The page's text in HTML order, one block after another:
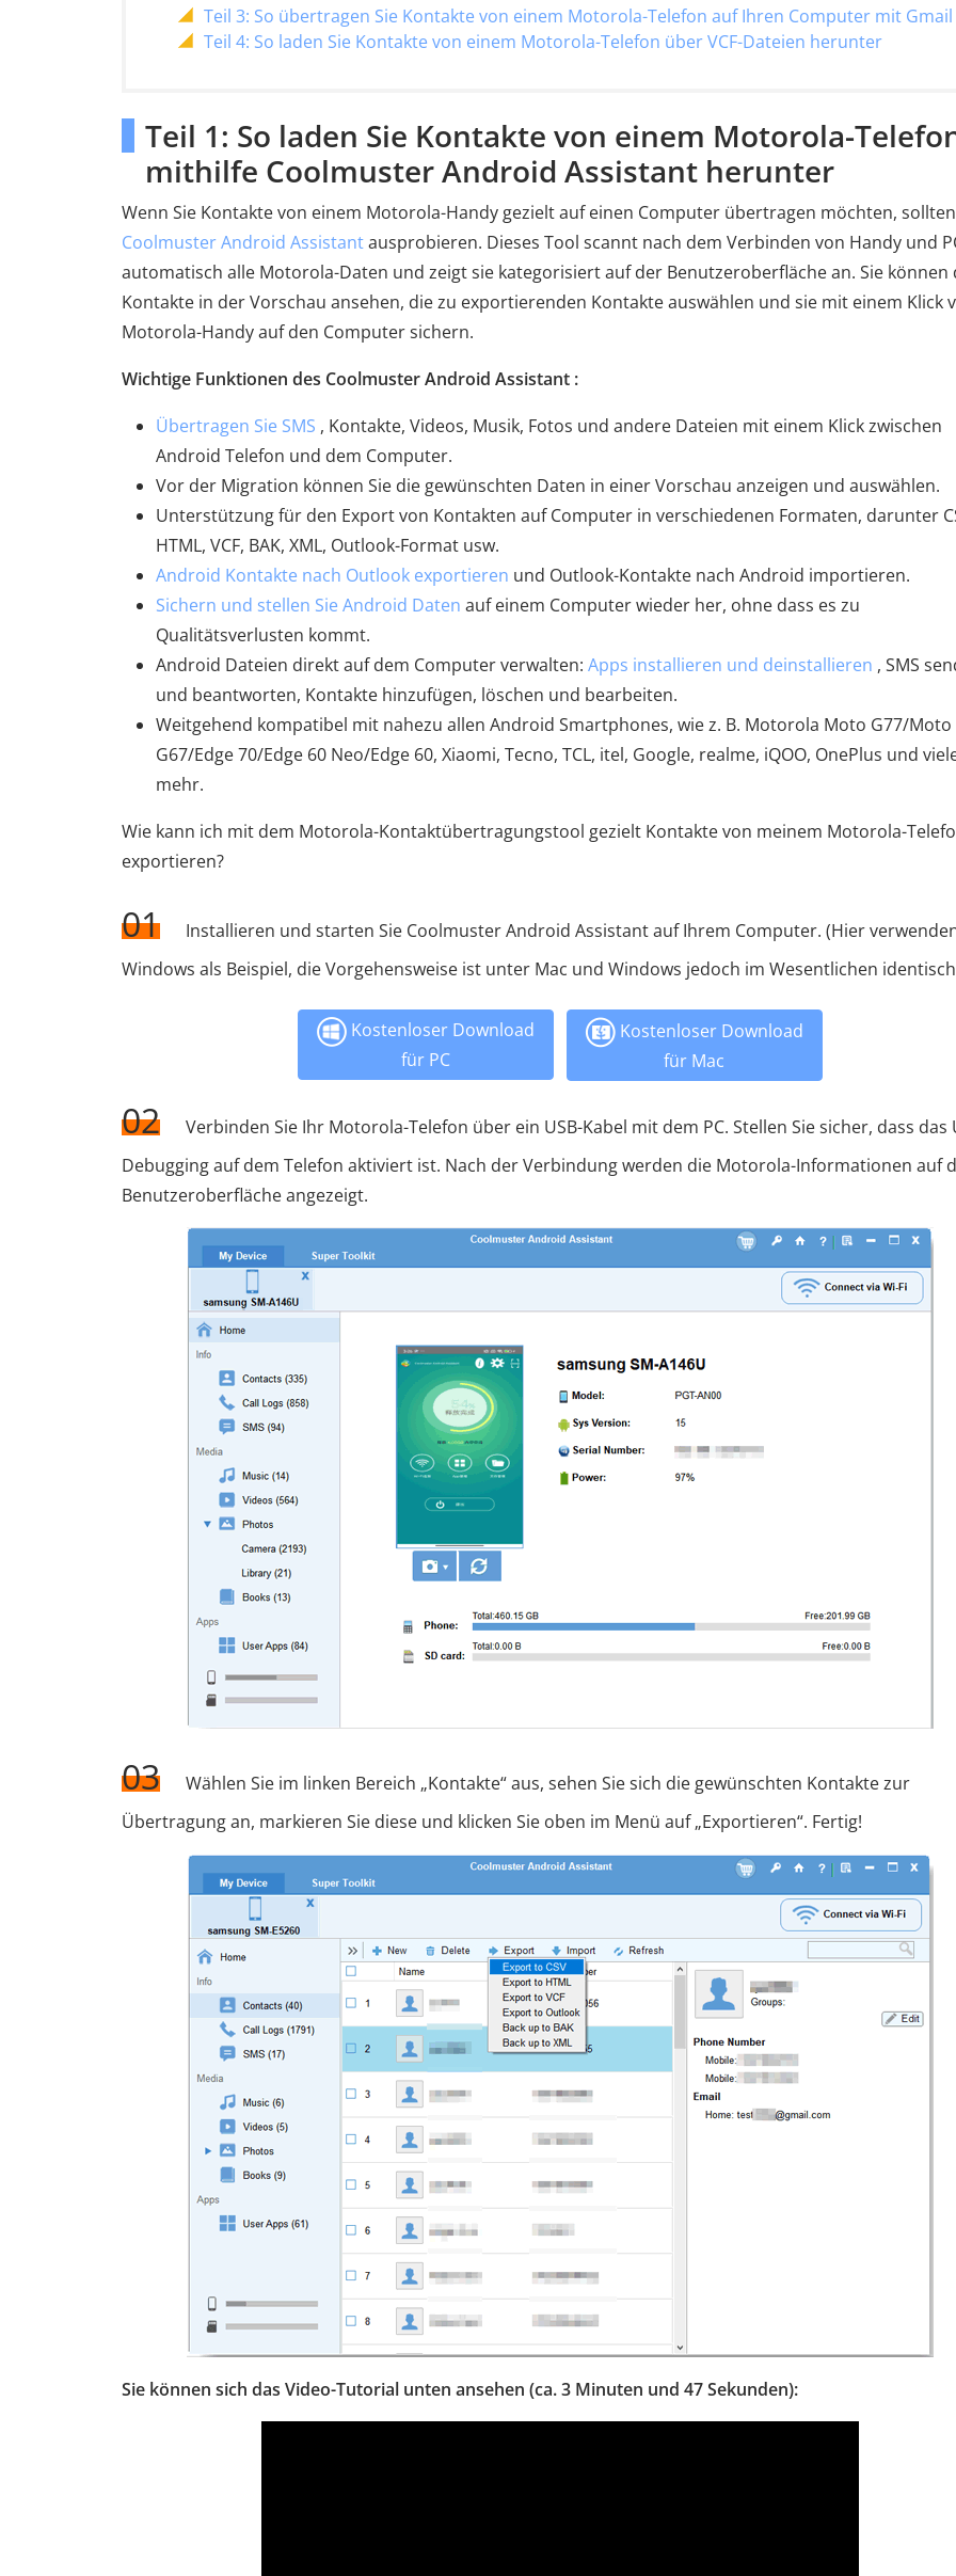
Teil 3: So übertragen Sie Kontakte von einem Motorola-Telefon auf Ihren Computer mit Gmail
Teil 4: So laden Sie Kontakte von einem Motorola-Telefon über VCF-Dateien herunter
Teil 1: So laden Sie Kontakte von einem Motorola-
mithilfe Coolmuster Android Assistant herunter
Wenn Sie Kontakte von einem Motorola-Handy gezielt auf einen Computer übertragen möchten,
Coolmuster Android Assistantausprobieren. Dieses Tool scannt nach dem Verbinden von Handy und
automatisch alle Motorola-Daten und zeigt sie kategorisiert auf der Benutzeroberfläche an. Sie können
Kontakte in der Vorschau ansehen, die zu exportierenden Kontakte auswählen und sie mit einem Klick
Motorola-Handy auf den Computer sichern.
Wichtige Funktionen des Coolmuster Android Assistant :
Übertragen Sie SMS , Kontakte, Videos, Musik, Fotos und andere Dateien mit einem Klick zwischen
Android Telefon und dem Computer.
Vor der Migration können Sie die gewünschten Daten in einer Vorschau anzeigen und auswählen.
Unterstützung für den Export von Kontakten auf Computer in verschiedenen Formaten, darunter
HTML, VCF, BAK, XML, Outlook-Format usw.
Android Kontakte nach Outlook exportieren und Outlook-Kontakte nach Android importieren.
Sichern und stellen Sie Android Daten auf einem Computer wieder her, ohne dass es zu
Qualitätsverlusten kommt.
Android Dateien direkt auf dem Computer verwalten: Apps installieren und deinstallieren , SMS
und beantworten, Kontakte hinzufügen, löschen und bearbeiten.
Weitgehend kompatibel mit nahezu allen Android Smartphones, wie z. B. Motorola Moto G77/Moto
G67/Edge 70/Edge 60 Neo/Edge 60, Xiaomi, Tecno, TCL, itel, Google, realme, iQOO, OnePlus und
mehr.
Wie kann ich mit dem Motorola-Kontaktübertragungstool gezielt Kontakte von meinem Motorola-
exportieren?
01
Installieren und starten Sie Coolmuster Android Assistant auf Ihrem Computer. (Hier
Windows als Beispiel, die Vorgehensweise ist unter Mac und Windows jedoch im Wesentlichen
Kostenloser Download
für PC
Kostenloser Download
für Mac
02
Verbinden Sie Ihr Motorola-Telefon über ein USB-Kabel mit dem PC. Stellen Sie sicher, dass das
Debugging auf dem Telefon aktiviert ist. Nach der Verbindung werden die Motorola-Informationen auf
Benutzeroberfläche angezeigt.
03
Wählen Sie im linken Bereich „Kontakte“ aus, sehen Sie sich die gewünschten Kontakte zur
Übertragung an, markieren Sie diese und klicken Sie oben im Menü auf „Exportieren“. Fertig!
Sie können sich das Video-Tutorial unten ansehen (ca. 3 Minuten und 47 Sekunden):